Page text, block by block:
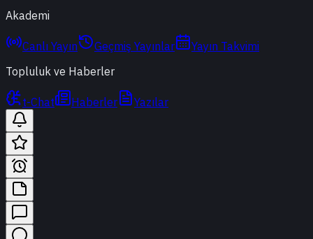
Akademi
Canlı Yayın Geçmiş Yayınlar
Yayın Takvimi
Topluluk ve Haberler
t-Chat Haberler Yazılar